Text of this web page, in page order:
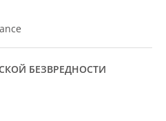
БЕЗВРЕДНОСТИ